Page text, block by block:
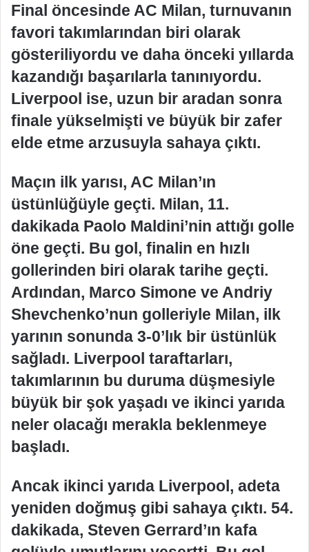
Final öncesinde AC Milan, turnuvanın
favori takımlarından biri olarak
gösteriliyordu ve daha önceki yıllarda
kazandığı başarılarla tanınıyordu.
Liverpool ise, uzun bir aradan sonra
finale yükselmişti ve büyük bir zafer
elde etme arzusuyla sahaya çıktı.
Maçın ilk yarısı, AC Milan’ın
üstünlüğüyle geçti. Milan, 11.
dakikada Paolo Maldini’nin attığı golle
öne geçti. Bu gol, finalin en hızlı
gollerinden biri olarak tarihe geçti.
Ardından, Marco Simone ve Andriy
Shevchenko’nun golleriyle Milan, ilk
yarının sonunda 3-0’lık bir üstünlük
sağladı. Liverpool taraftarları,
takımlarının bu duruma düşmesiyle
büyük bir şok yaşadı ve ikinci yarıda
neler olacağı merakla beklenmeye
başladı.
Ancak ikinci yarıda Liverpool, adeta
yeniden doğmuş gibi sahaya çıktı. 54.
dakikada, Steven Gerrard’ın kafa